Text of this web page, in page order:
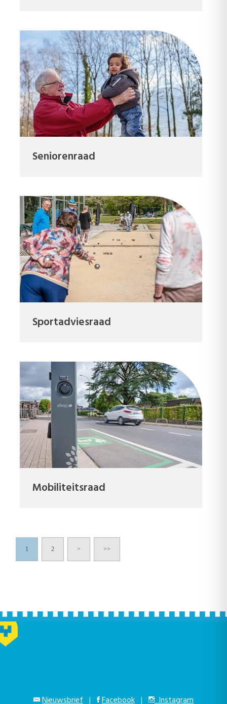
Seniorenraad
Sportadviesraad
Mobiliteitsraad
1 2 > >>
Nieuwsbrief | Facebook | Instagram